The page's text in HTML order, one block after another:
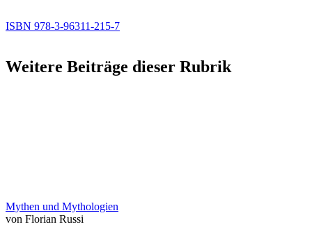
ISBN 978-3-96311-215-7
Weitere Beiträge dieser Rubrik
Mythen und Mythologien
von Florian Russi